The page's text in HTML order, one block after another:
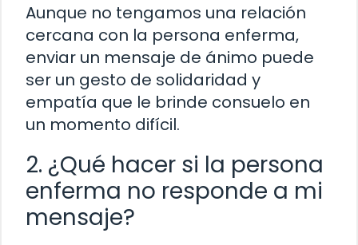
Aunque no tengamos una relación
cercana con la persona enferma,
enviar un mensaje de ánimo puede
ser un gesto de solidaridad y
empatía que le brinde consuelo en
un momento difícil.
2. ¿Qué hacer si la persona
enferma no responde a mi
mensaje?